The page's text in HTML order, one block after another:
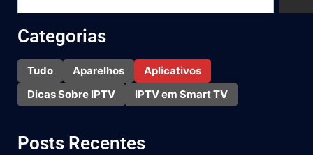
Categorias
Tudo Aparelhos
Aplicativos
Dicas Sobre IPTV
IPTV em Smart TV
Posts Recentes